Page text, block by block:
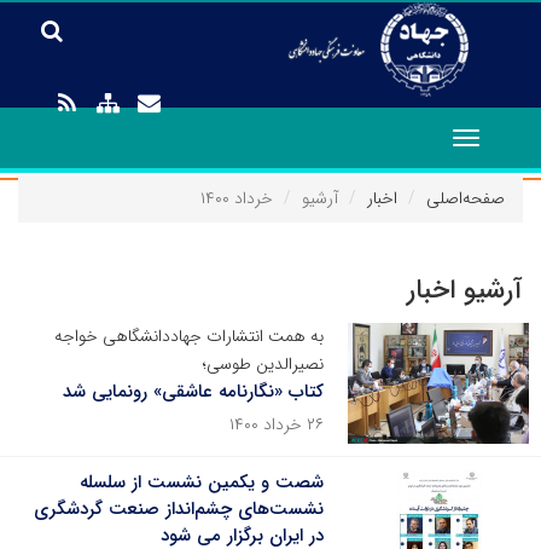
Toggle
navigation
صفحه‌اصلی
اخبار آرشیو خرداد ۱۴۰۰
آرشیو اخبار
به همت انتشارات جهاددانشگاهی خواجه
نصیرالدین طوسی؛
کتاب «نگارنامه عاشقی» رونمایی شد
۲۶ خرداد ۱۴۰۰
شصت و یکمین نشست از سلسله
نشست‌های چشم‌انداز صنعت گردشگری
در ایران برگزار می شود